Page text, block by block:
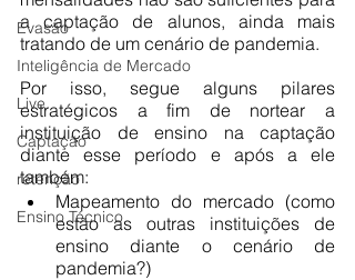
Evasão
Inteligência de Mercado
Live
Captação
retenção
Ensino Técnico
a captação de alunos, ainda mais
tratando de um cenário de pandemia.
Por isso, segue alguns pilares
estratégicos a fim de nortear a
instituição de ensino na captação
diante esse período e após a ele
também:
Mapeamento do mercado (como
estão as outras instituições de
ensino diante o cenário de
pandemia?)